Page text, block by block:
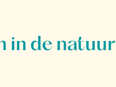
in de natuur